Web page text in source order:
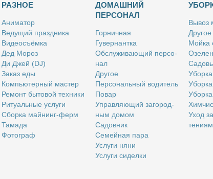
РАЗНОЕ
Ани­ма­тор
Ве­ду­щий празд­ни­ка
Ви­део­съём­ка
Дед Мо­роз
Ди Джей (DJ)
За­каз еды
Ком­пью­тер­ный ма­стер
Ре­монт бы­то­вой тех­ни­ки
Ри­ту­аль­ные услу­ги
Сбор­ка май­нинг-ферм
Та­ма­да
Фо­то­граф
ДОМАШНИЙ
ПЕРСОНАЛ
Гор­нич­ная
Гу­вер­нант­ка
Об­слу­жи­ва­ю­щий пер­со­
нал
Дру­гое
Пер­со­наль­ный во­ди­тель
По­вар
Управ­ля­ю­щий за­го­род­
ным до­мом
Са­дов­ник
Се­мей­ная па­ра
Услу­ги ня­ни
Услу­ги си­дел­ки
Вы­воз
Дру­гое
Мой­ка
Убор­ка
Уход